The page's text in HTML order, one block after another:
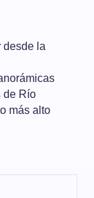
desde la
de Río
más alto